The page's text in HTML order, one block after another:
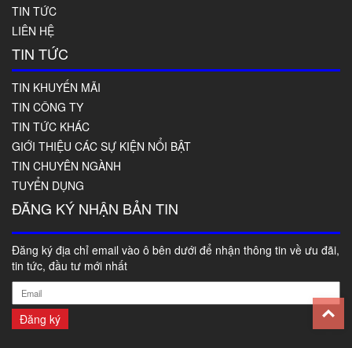
TIN TỨC
LIÊN HỆ
TIN TỨC
TIN KHUYẾN MÃI
TIN CÔNG TY
TIN TỨC KHÁC
GIỚI THIỆU CÁC SỰ KIỆN NỔI BẬT
TIN CHUYÊN NGÀNH
TUYỂN DỤNG
ĐĂNG KÝ NHẬN BẢN TIN
Đăng ký địa chỉ email vào ô bên dưới để nhận thông tin về ưu đãi,
tin tức, đầu tư mới nhất
Đăng ký